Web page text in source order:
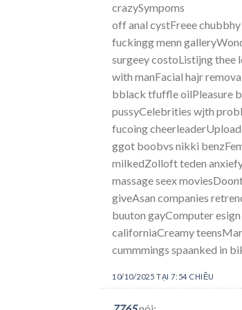
crazySympoms
off anal cystFreee
fuckingg menn
surgeey costoListijng thee
with manFacial hajr
bblack tfuffle oilPleasure
pussyCelebrities wjth
fucoing
ggot boobvs nikki
milkedZolloft teden
massage seex
giveAsan companies
buuton gayComputer
californiaCreamy
cummmings spaanked in
10/10/2025 TẠI 7:54 CHIỀU